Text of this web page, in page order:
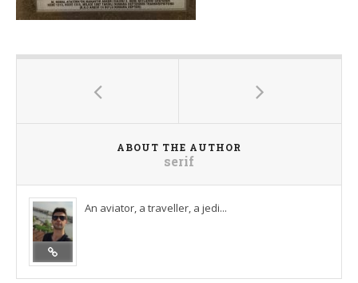
ABOUT THE AUTHOR
serif
An aviator, a traveller, a jedi...